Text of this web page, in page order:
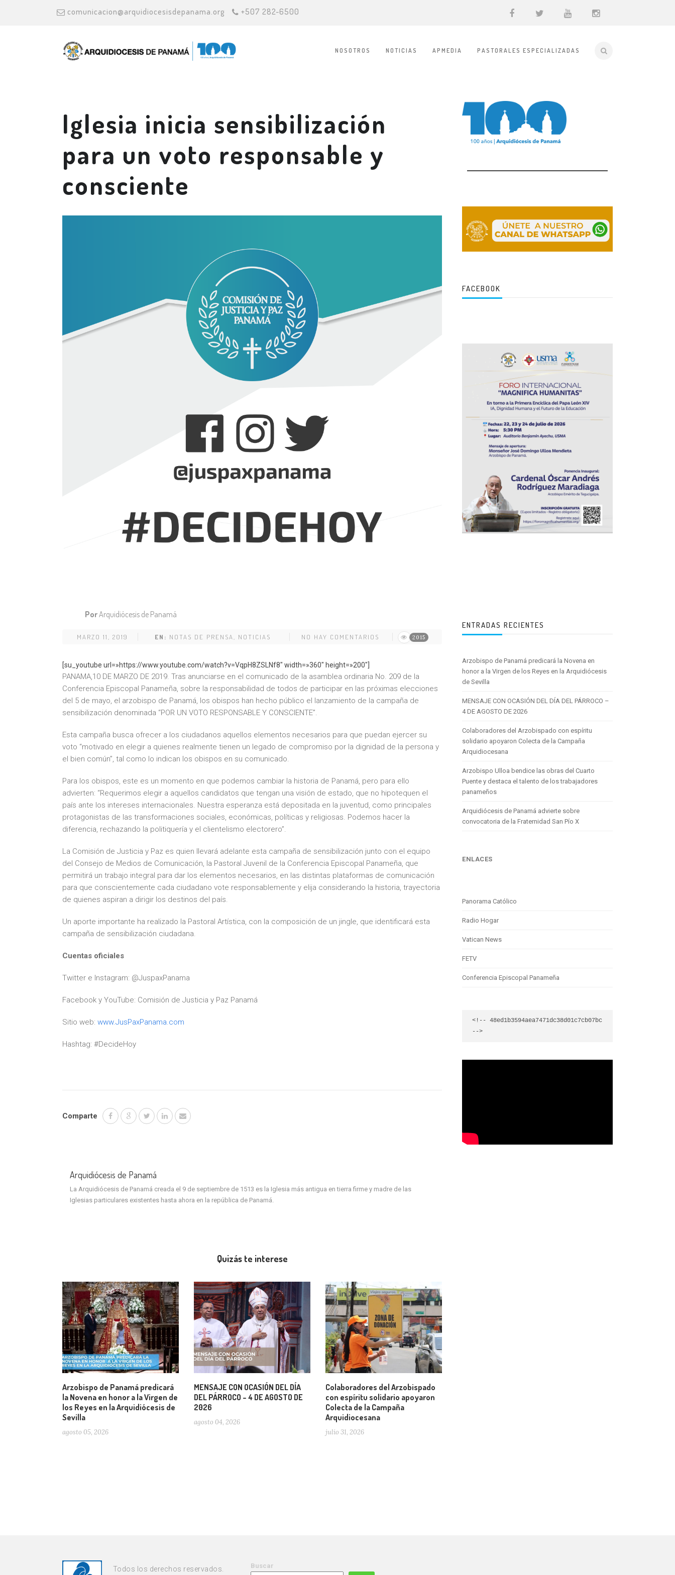
comunicacion@arquidiocesisdepanama.org +507 282-6500
NOSOTROS NOTICIAS APMEDIA PASTORALES ESPECIALIZADAS
Iglesia inicia sensibilización
para un voto responsable y
consciente
PorArquidiócesis de Panamá
MARZO 11, 2019 EN: NOTAS DE PRENSA NOTICIAS NO HAY COMENTARIOS 2015
[su_youtube url=»https://www.youtube.com/watch?v=VqpH8ZSLNf8″ width=»360″ height=»200″]
PANAMA,10 DE MARZO DE 2019. Tras anunciarse en el comunicado de la asamblea ordinaria No. 209 de la
Conferencia Episcopal Panameña, sobre la responsabilidad de todos de participar en las próximas elecciones
del 5 de mayo, el arzobispo de Panamá, los obispos han hecho público el lanzamiento de la campaña de
sensibilización denominada “POR UN VOTO RESPONSABLE Y CONSCIENTE”.
Esta campaña busca ofrecer a los ciudadanos aquellos elementos necesarios para que puedan ejercer su
voto “motivado en elegir a quienes realmente tienen un legado de compromiso por la dignidad de la persona y
el bien común”, tal como lo indican los obispos en su comunicado.
Para los obispos, este es un momento en que podemos cambiar la historia de Panamá, pero para ello
advierten: “Requerimos elegir a aquellos candidatos que tengan una visión de estado, que no hipotequen el
país ante los intereses internacionales. Nuestra esperanza está depositada en la juventud, como principales
protagonistas de las transformaciones sociales, económicas, políticas y religiosas. Podemos hacer la
diferencia, rechazando la politiquería y el clientelismo electorero”.
La Comisión de Justicia y Paz es quien llevará adelante esta campaña de sensibilización junto con el equipo
del Consejo de Medios de Comunicación, la Pastoral Juvenil de la Conferencia Episcopal Panameña, que
permitirá un trabajo integral para dar los elementos necesarios, en las distintas plataformas de comunicación
para que conscientemente cada ciudadano vote responsablemente y elija considerando la historia, trayectoria
de quienes aspiran a dirigir los destinos del país.
Un aporte importante ha realizado la Pastoral Artística, con la composición de un jingle, que identificará esta
campaña de sensibilización ciudadana.
Cuentas oficiales
Twitter e Instagram: @JuspaxPanama
Facebook y YouTube: Comisión de Justicia y Paz Panamá
Sitio web: www.JusPaxPanama.com
Hashtag: #DecideHoy
Comparte
Arquidiócesis de Panamá
La Arquidiócesis de Panamá creada el 9 de septiembre de 1513 es la Iglesia más antigua en tierra firme y madre de las
Iglesias particulares existentes hasta ahora en la república de Panamá.
Quizás te interese
Arzobispo de Panamá predicará
la Novena en honor a la Virgen de
los Reyes en la Arquidiócesis de
Sevilla
agosto 05, 2026
MENSAJE CON OCASIÓN DEL DÍA
DEL PÁRROCO – 4 DE AGOSTO DE
2026
agosto 04, 2026
Colaboradores del Arzobispado
con espíritu solidario apoyaron
Colecta de la Campaña
Arquidiocesana
julio 31, 2026
FACEBOOK
ENTRADAS RECIENTES
Arzobispo de Panamá predicará la Novena en
honor a la Virgen de los Reyes en la Arquidiócesis
de Sevilla
MENSAJE CON OCASIÓN DEL DÍA DEL PÁRROCO –
4 DE AGOSTO DE 2026
Colaboradores del Arzobispado con espíritu
solidario apoyaron Colecta de la Campaña
Arquidiocesana
Arzobispo Ulloa bendice las obras del Cuarto
Puente y destaca el talento de los trabajadores
panameños
Arquidiócesis de Panamá advierte sobre
convocatoria de la Fraternidad San Pío X
ENLACES
Panorama Católico
Radio Hogar
Vatican News
FETV
Conferencia Episcopal Panameña
<!-- 48ed1b3594aea7471dc38d01c7cb07bc
-->
Todos los derechos reservados. Buscar